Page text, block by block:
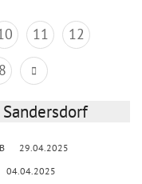
11
12
29.04.2025
04.04.2025